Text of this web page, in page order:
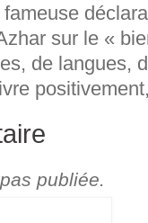
sur le «
de langues,
publiée.